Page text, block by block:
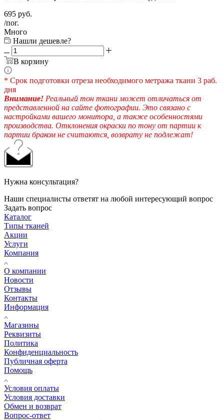
695 руб.
/пог.
Много
Нашли дешевле?
В корзину
* Срок подготовки отреза необходимого метража ткани 3 раб.
дня
Внимание! Реальный тон ткани может отличаться от
представленной на сайте фотографии. Это связано с
настройками вашего монитора, а также особенностями
производства. Отклонения окраски по тону от партии к
партии браком не считаются, возврату не подлежат!
Нужна консультация?
Наши специалисты ответят на любой интересующий вопрос
Задать вопрос
Каталог
Типы тканей
Акции
Услуги
Компания
О компании
Новости
Отзывы
Контакты
Информация
Магазины
Реквизиты
Политика
Конфиденциальность
Публичная оферта
Помощь
Условия оплаты
Условия доставки
Обмен и возврат
Вопрос-ответ